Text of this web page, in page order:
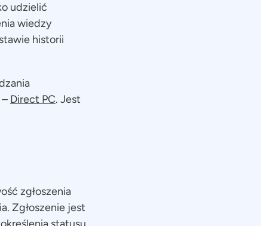
udzielić
wiedzy
historii
Direct PC. Jest
zgłoszenia
Zgłoszenie jest